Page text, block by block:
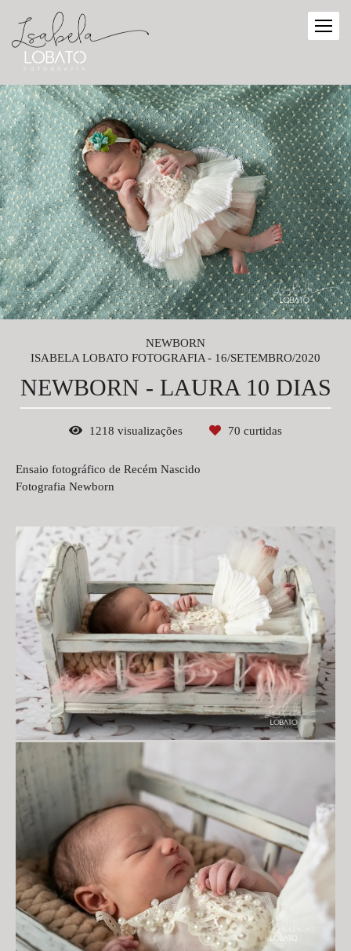
NEWBORN
ISABELA LOBATO FOTOGRAFIA
16/SETEMBRO/2020
NEWBORN - LAURA 10 DIAS
1218 visualizações 70 curtidas
Ensaio fotográfico de Recém Nascido
Fotografia Newborn